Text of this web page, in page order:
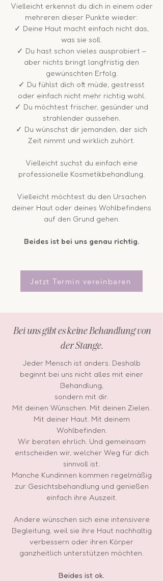
Vielleicht erkennst du dich in einem oder
mehreren dieser Punkte wieder:
✓ Deine Haut macht einfach nicht das,
was sie soll.
✓ Du hast schon vieles ausprobiert –
aber nichts bringt langfristig den
gewünschten Erfolg.
✓ Du fühlst dich oft müde, gestresst
oder einfach nicht mehr richtig wohl.
✓ Du möchtest frischer, gesünder und
strahlender aussehen.
✓ Du wünschst dir jemanden, der sich
Zeit nimmt und wirklich zuhört.
Vielleicht suchst du einfach eine
professionelle Kosmetikbehandlung.
Vielleicht möchtest du den Ursachen
deiner Haut oder deines Wohlbefindens
auf den Grund gehen.
Beides ist bei uns genau richtig.
Jetzt Termin vereinbaren
Bei uns gibt es keine Behandlung von
der Stange.
Jeder Mensch ist anders. Deshalb
beginnt bei uns nicht alles mit einer
Behandlung,
sondern mit dir.
Mit deinen Wünschen. Mit deinen Zielen.
Mit deiner Haut. Mit deinem
Wohlbefinden.
Wir beraten ehrlich. Und gemeinsam
entscheiden wir, welcher Weg für dich
sinnvoll ist.
Manche Kundinnen kommen regelmäßig
zur Gesichtsbehandlung und genießen
einfach ihre Auszeit.
Andere wünschen sich eine intensivere
Begleitung, weil sie ihre Haut nachhaltig
verbessern oder ihren Körper
ganzheitlich unterstützen möchten.
Beides ist ok.